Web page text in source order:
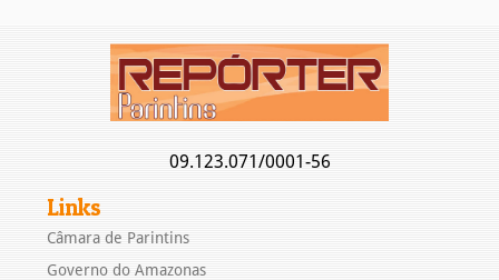
09.123.071/0001-56
Links
Câmara de Parintins
Governo do Amazonas